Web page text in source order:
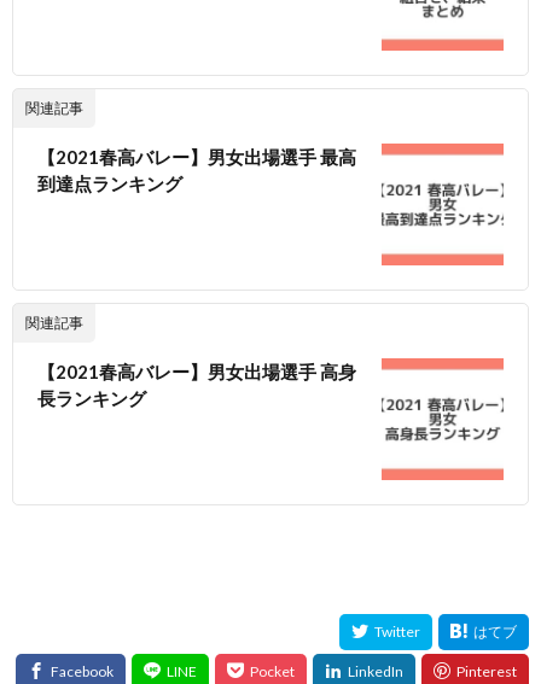
関連記事
【2021春高バレー】男女出場選手 最高
到達点ランキング
関連記事
【2021春高バレー】男女出場選手 高身
長ランキング